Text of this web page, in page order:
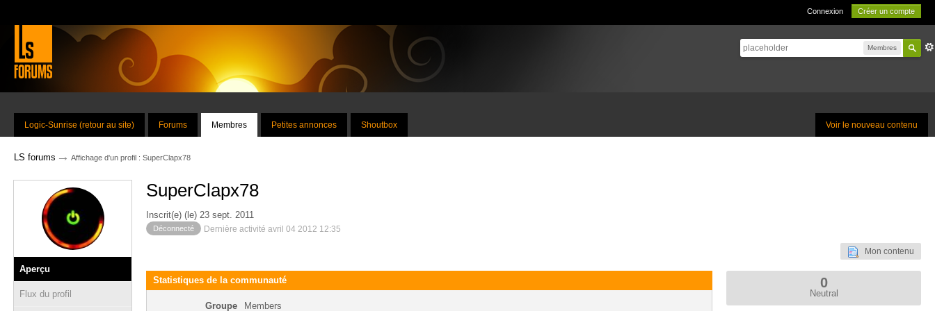
Connexion Créer un compte
Membres
Voir le nouveau contenu
Logic-Sunrise (retour au site) Forums Membres Petites annonces Shoutbox
LS forums → Affichage d'un profil : SuperClapx78
Aperçu
Flux du profil
SuperClapx78
Inscrit(e) (le) 23 sept. 2011
Déconnecté Dernière activité avril 04 2012 12:35
Mon contenu
Statistiques de la communauté
Groupe Members
0
Neutral